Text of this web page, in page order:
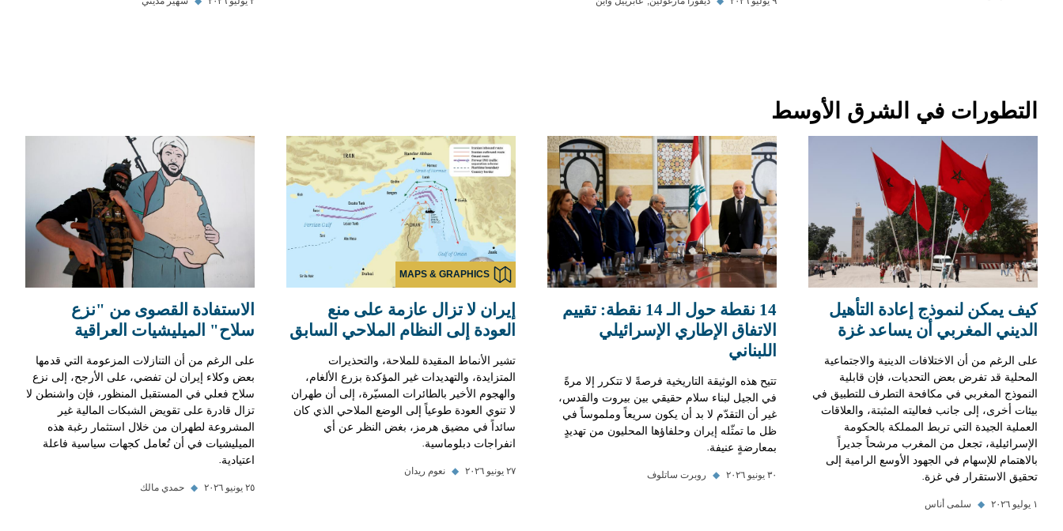
التطورات في الشرق الأوسط
كيف يمكن لنموذج إعادة التأهيل
الديني المغربي أن يساعد غزة
على الرغم من أن الاختلافات الدينية والاجتماعية
المحلية قد تفرض بعض التحديات، فإن قابلية
النموذج المغربي في مكافحة التطرف للتطبيق في
بيئات أخرى، إلى جانب فعاليته المثبتة، والعلاقات
العملية الجيدة التي تربط المملكة بالحكومة
الإسرائيلية، تجعل من المغرب مرشحاً جديراً
بالاهتمام للإسهام في الجهود الأوسع الرامية إلى
تحقيق الاستقرار في غزة.
١ يوليو ٢٠٢٦ ◆ سلمى أناس
14 نقطة حول الـ 14 نقطة: تقييم
الاتفاق الإطاري الإسرائيلي
اللبناني
تتيح هذه الوثيقة التاريخية فرصةً لا تتكرر إلا مرةً
في الجيل لبناء سلام حقيقي بين بيروت والقدس،
غير أن التقدّم لا بد أن يكون سريعاً وملموساً في
ظل ما تمثّله إيران وحلفاؤها المحليون من تهديدٍ
بمعارضةٍ عنيفة.
٣٠ يونيو ٢٠٢٦ ◆ روبرت ساتلوف
MAPS & GRAPHICS
إيران لا تزال عازمة على منع
العودة إلى النظام الملاحي السابق
تشير الأنماط المقيدة للملاحة، والتحذيرات
المتزايدة، والتهديدات غير المؤكدة بزرع الألغام،
والهجوم الأخير بالطائرات المسيّرة، إلى أن طهران
لا تنوي العودة طوعياً إلى الوضع الملاحي الذي كان
سائداً في مضيق هرمز، بغض النظر عن أي
انفراجات دبلوماسية.
٢٧ يونيو ٢٠٢٦ ◆ نعوم ريدان
الاستفادة القصوى من "نزع
سلاح" الميليشيات العراقية
على الرغم من أن التنازلات المزعومة التي قدمها
بعض وكلاء إيران لن تفضي، على الأرجح، إلى نزع
سلاح فعلي في المستقبل المنظور، فإن واشنطن لا
تزال قادرة على تقويض الشبكات المالية غير
المشروعة لطهران من خلال استثمار رغبة هذه
الميليشيات في أن تُعامل كجهات سياسية فاعلة
اعتيادية.
٢٥ يونيو ٢٠٢٦ ◆ حمدي مالك